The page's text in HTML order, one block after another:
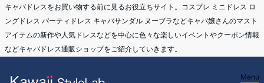
キャバドレスをお買い物する前に見るお役立ちサイト。コスプレ ミニドレス ロ
ングドレス パーティドレス キャバサンダル ヌーブラなどキャバ嬢さんのマスト
アイテムの新作や人気ドレスなどを中心に色々な楽しいイベントやクーポン情報
などキャバドレス通販ショップをご紹介していきます。
Menu